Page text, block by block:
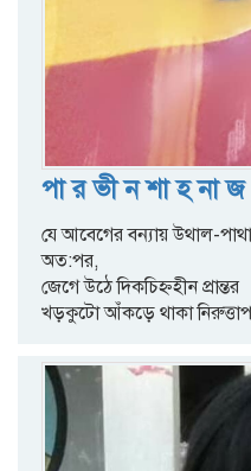
পা র ভী ন শা হ না জ
যে আবেগের বন্যায় উথাল-
অত:পর,
জেগে উঠে দিকচিহ্নহীন প্রান্তর
খড়কুটো আঁকড়ে থাকা